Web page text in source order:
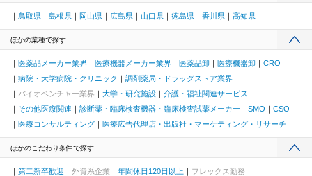
鳥取県 島根県 岡山県 広島県 山口県 徳島県 香川県 高知県
ほかの業種で探す
医薬品メーカー業界 医療機器メーカー業界 医薬品卸 医療機器卸
CRO
病院・大学病院・クリニック
調剤薬局・ドラッグストア業界
バイオベンチャー業界
大学・研究施設
介護・福祉関連サービス
その他医療関連
診断薬・臨床検査機器・臨床検査試薬メーカー SMO
CSO
医療コンサルティング
医療広告代理店・出版社・マーケティング・リサーチ
ほかのこだわり条件で探す
第二新卒歓迎 外資系企業 年間休日120日以上
フレックス勤務